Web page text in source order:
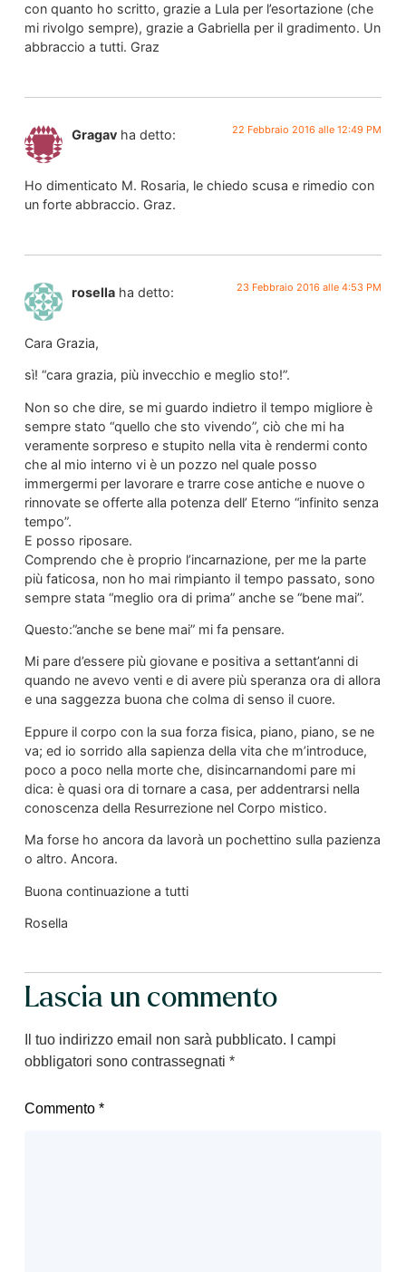
con quanto ho scritto, grazie a Lula per l’esortazione (che
mi rivolgo sempre), grazie a Gabriella per il gradimento. Un
abbraccio a tutti. Graz
Gragav ha detto: 22 Febbraio 2016 alle 12:49 PM
Ho dimenticato M. Rosaria, le chiedo scusa e rimedio con
un forte abbraccio. Graz.
rosella ha detto: 23 Febbraio 2016 alle 4:53 PM
Cara Grazia,
sì! “cara grazia, più invecchio e meglio sto!”.
Non so che dire, se mi guardo indietro il tempo migliore è
sempre stato “quello che sto vivendo”, ciò che mi ha
veramente sorpreso e stupito nella vita è rendermi conto
che al mio interno vi è un pozzo nel quale posso
immergermi per lavorare e trarre cose antiche e nuove o
rinnovate se offerte alla potenza dell’ Eterno “infinito senza
tempo”.
E posso riposare.
Comprendo che è proprio l’incarnazione, per me la parte
più faticosa, non ho mai rimpianto il tempo passato, sono
sempre stata “meglio ora di prima” anche se “bene mai”.
Questo:”anche se bene mai” mi fa pensare.
Mi pare d’essere più giovane e positiva a settant’anni di
quando ne avevo venti e di avere più speranza ora di allora
e una saggezza buona che colma di senso il cuore.
Eppure il corpo con la sua forza fisica, piano, piano, se ne
va; ed io sorrido alla sapienza della vita che m’introduce,
poco a poco nella morte che, disincarnandomi pare mi
dica: è quasi ora di tornare a casa, per addentrarsi nella
conoscenza della Resurrezione nel Corpo mistico.
Ma forse ho ancora da lavorà un pochettino sulla pazienza
o altro. Ancora.
Buona continuazione a tutti
Rosella
Lascia un commento
Il tuo indirizzo email non sarà pubblicato.
I campi
obbligatori sono contrassegnati *
Commento *